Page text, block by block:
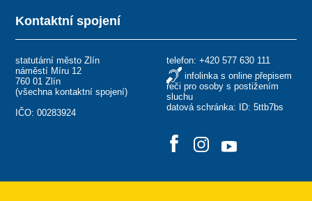
Kontaktní spojení
statutární město Zlín
náměstí Míru 12
760 01 Zlín
(všechna kontaktní spojení)
IČO: 00283924
telefon: +420 577 630 111
infolinka s online přepisem
řeči pro osoby s postižením
sluchu
datová schránka: ID: 5ttb7bs